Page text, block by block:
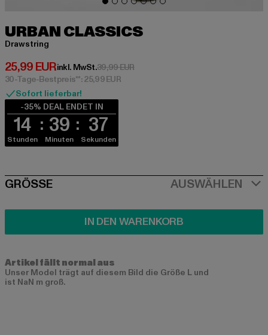
URBAN CLASSICS
Drawstring
25,99 EUR
Derzeitiger Preis: 25,99 EUR
inkl. MwSt.39,99 EURAktionspreis: 39,99 EUR
30-Tage-Bestpreis**: 25,99 EUR
Sofort lieferbar!
-35% DEAL ENDET IN
14
Stunden
39
Minuten
37
Sekunden
SIZE
GRÖSSE AUSWÄHLEN
IN DEN WARENKORB
Artikel fällt normal aus
Unser Model trägt auf diesem Bild die Größe L und
ist NaN m groß.